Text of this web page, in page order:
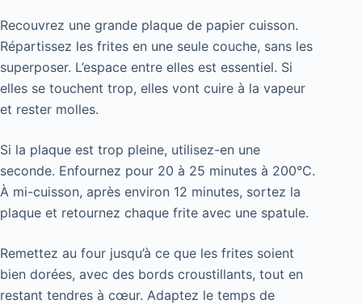
Recouvrez une grande plaque de papier cuisson.
Répartissez les frites en une seule couche, sans les
superposer. L’espace entre elles est essentiel. Si
elles se touchent trop, elles vont cuire à la vapeur
et rester molles.
Si la plaque est trop pleine, utilisez-en une
seconde. Enfournez pour 20 à 25 minutes à 200°C.
À mi-cuisson, après environ 12 minutes, sortez la
plaque et retournez chaque frite avec une spatule.
Remettez au four jusqu’à ce que les frites soient
bien dorées, avec des bords croustillants, tout en
restant tendres à cœur. Adaptez le temps de